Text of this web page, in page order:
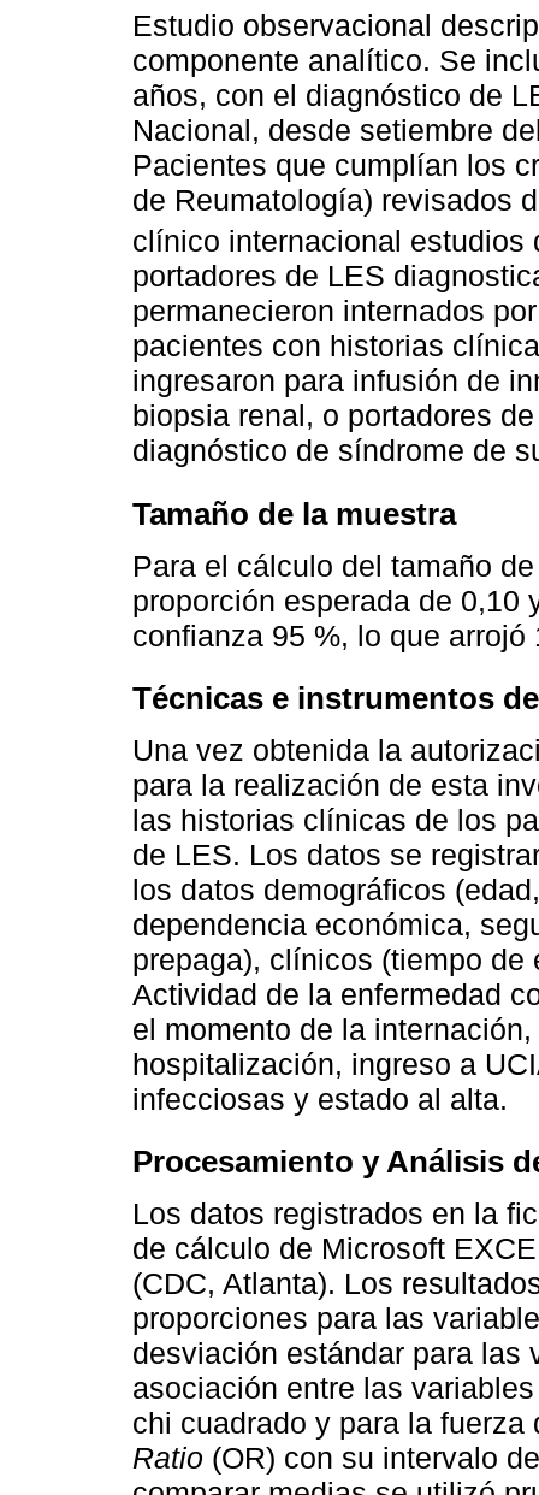
Estudio observacional
componente analítico. Se
años, con el diagnóstico de
Nacional, desde setiembre
Pacientes que cumplían los
de Reumatología) revisados
clínico internacional estudios
portadores de LES
permanecieron internados
pacientes con historias
ingresaron para infusión de
biopsia renal, o portadores
diagnóstico de síndrome de
Tamaño de la muestra
Para el cálculo del tamaño
proporción esperada de 0,10
confianza 95 %, lo que arrojó
Técnicas e instrumentos
Una vez obtenida la
para la realización de esta
las historias clínicas de los
de LES. Los datos se
los datos demográficos
dependencia económica,
prepaga), clínicos (tiempo
Actividad de la enfermedad
el momento de la
hospitalización, ingreso a
infecciosas y estado al alta.
Procesamiento y Análisis
Los datos registrados en la
de cálculo de Microsoft
(CDC, Atlanta). Los
proporciones para las
desviación estándar para las
asociación entre las
chi cuadrado y para la
Ratio (OR) con su intervalo